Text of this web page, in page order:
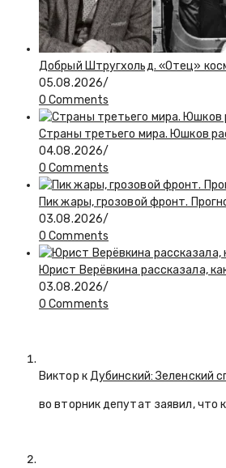
Добрый Штругхольд. «Отец»
05.08.2026/
0 Comments
Страны третьего мира. Юшков
04.08.2026/
0 Comments
Пик жары, грозовой фронт.
03.08.2026/
0 Comments
Юрист Верёвкина рассказала,
03.08.2026/
0 Comments
Виктор кДубинский: Зеленский
во вторник депутат заявил, что